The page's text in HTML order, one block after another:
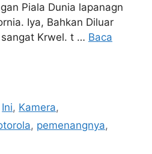
Piala Dunia lapanagn
Iya, Bahkan Diluar
Krwel. t … Baca
Ini, Kamera,
, pemenangnya,